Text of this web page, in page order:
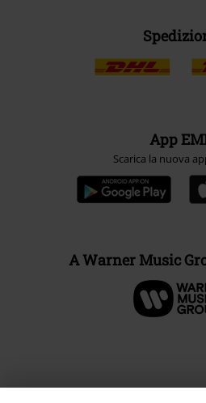
App
Scarica la nuova
A Warner Music